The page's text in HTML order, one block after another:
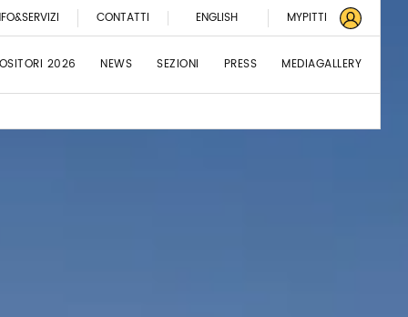
CONTATTI ENGLISH MYPITTI
2026 NEWS SEZIONI PRESS MEDIAGALLERY